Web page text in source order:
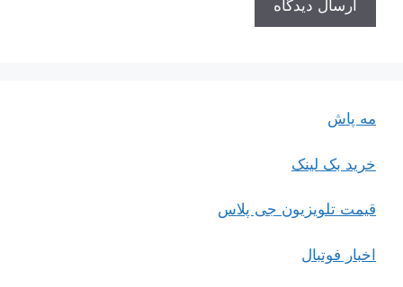
مه پاش
خرید بک لینک
قیمت تلویزیون جی پلاس
اخبار فوتبال